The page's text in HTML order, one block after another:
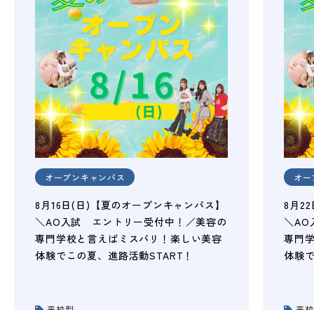
オープンキャンパス
8月16日(日)【夏のオープンキャンパス】
＼AO入試 エントリー受付中！／美容の
専門学校と言えばミスパリ！楽しい美容
体験でこの夏、進路活動START！
オ
8月
＼AO
専門
体験